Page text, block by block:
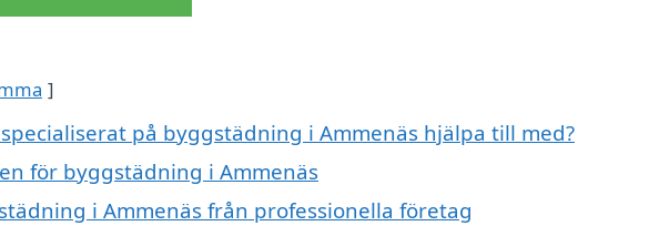
på byggstädning i Ammenäs hjälpa till med?
för byggstädning i Ammenäs
i Ammenäs från professionella företag